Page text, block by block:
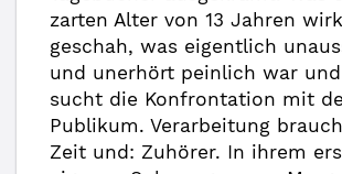
zarten Alter von 13 Jahren
geschah, was eigentlich
und unerhört peinlich war
sucht die Konfrontation mit
Publikum. Verarbeitung
Zeit und: Zuhörer. In ihrem